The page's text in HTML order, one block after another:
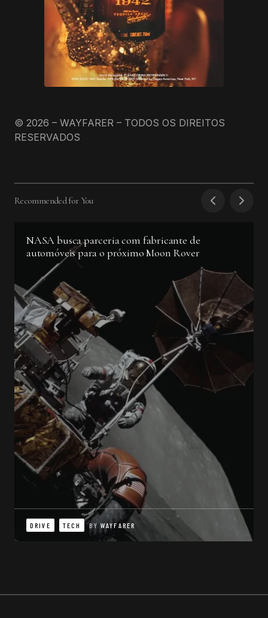
© 2026 – WAYFARER – TODOS OS DIREITOS
RESERVADOS
Recommended for You
NASA busca parceria com fabricante de
automóveis para o próximo Moon Rover
DRIVE TECH BY WAYFARER